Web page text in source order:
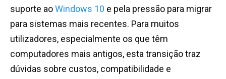
suporte aoWindows 10 e pela pressão para migrar
para sistemas mais recentes. Para muitos
utilizadores, especialmente os que têm
computadores mais antigos, esta transição traz
dúvidas sobre custos, compatibilidade e